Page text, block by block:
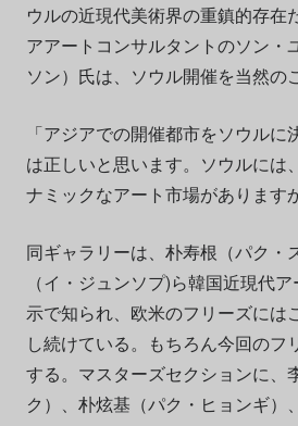
ウルの近現代美術界の重鎮的存在
アアートコンサルタントのソン・
ソン）氏は、ソウル開催を当然の
「アジアでの開催都市をソウル
は正しいと思います。ソウルには
ナミックなアート市場があります
同ギャラリーは、朴寿根（パク・
（イ・ジュンソプ)ら韓国近現代
示で知られ、欧米のフリーズには
し続けている。もちろん今回のフ
する。マスターズセクションに、
ク）、朴炫基（パク・ヒョンギ）